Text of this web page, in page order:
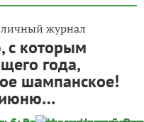
журнал
с которым
года,
шампанское!
июню…